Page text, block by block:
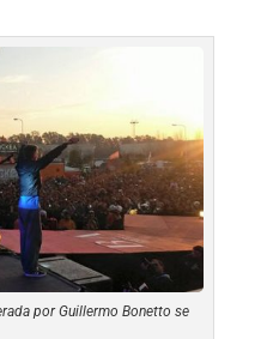
por Guillermo Bonetto se